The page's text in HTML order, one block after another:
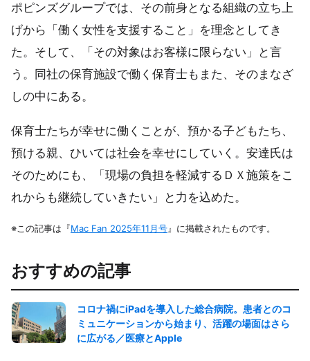
ポピンズグループでは、その前身となる組織の立ち上
げから「働く女性を支援すること」を理念としてき
た。そして、「その対象はお客様に限らない」と言
う。同社の保育施設で働く保育士もまた、そのまなざ
しの中にある。
保育士たちが幸せに働くことが、預かる子どもたち、
預ける親、ひいては社会を幸せにしていく。安達氏は
そのためにも、「現場の負担を軽減するＤＸ施策をこ
れからも継続していきたい」と力を込めた。
※この記事は『Mac Fan 2025年11月号』に掲載されたものです。
おすすめの記事
コロナ禍にiPadを導入した総合病院。患者とのコ
ミュニケーションから始まり、活躍の場面はさら
に広がる／医療とApple